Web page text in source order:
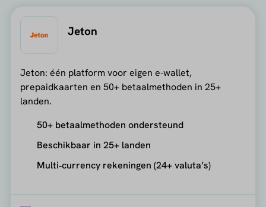
Jeton
Jeton: één platform voor eigen e‑wallet,
prepaidkaarten en 50+ betaalmethoden in 25+
landen.
50+ betaalmethoden ondersteund
Beschikbaar in 25+ landen
Multi‑currency rekeningen (24+ valuta’s)